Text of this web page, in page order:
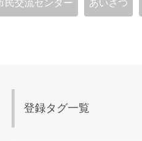
民交流センター あいさつ
登録タグ一覧